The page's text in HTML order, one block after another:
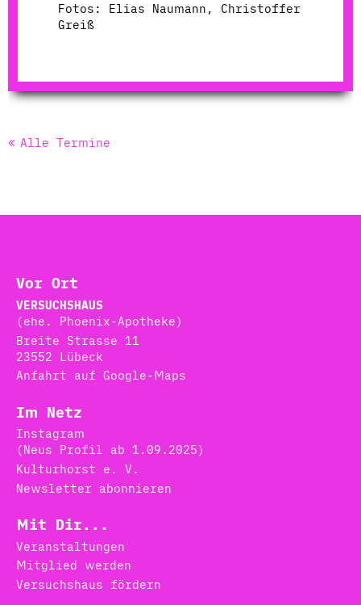
Fotos: Elias Naumann, Christoffer
Greiß
Alle Termine
Vor Ort
VERSUCHSHAUS
(ehe. Phoenix-Apotheke)
Breite Strasse 11
23552 Lübeck
Anfahrt auf Google-Maps
Im Netz
Instagram
(Neus Profil ab 1.09.2025)
Kulturhorst e. V.
Newsletter abonnieren
Mit Dir...
Veranstaltungen
Mitglied werden
Versuchshaus fördern